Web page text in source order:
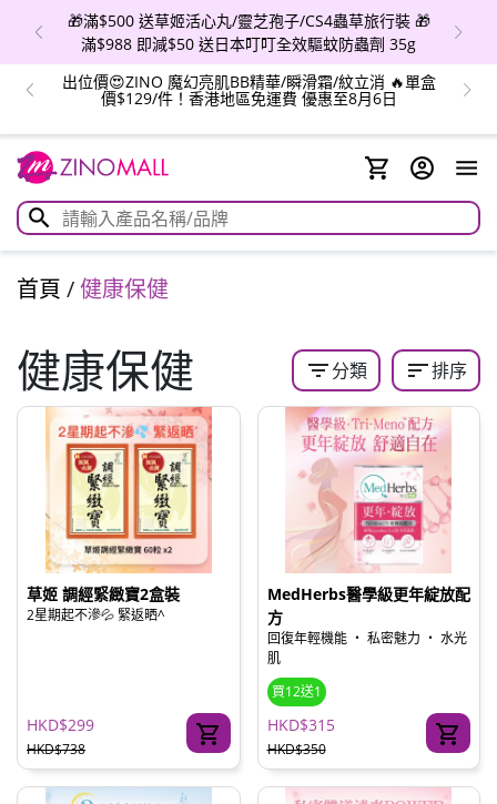
🎁滿$500 送草姬活心丸/靈芝孢子/CS4蟲草旅行裝 🎁
滿$988 即減$50 送日本叮叮全效驅蚊防蟲劑 35g
出位價😍ZINO 魔幻亮肌BB精華/瞬滑霜/紋立消 🔥單盒
價$129/件！香港地區免運費 優惠至8月6日
首頁 /健康保健
健康保健 filter_list分類 sort排序
草姬 調經緊緻寶2盒裝
2星期起不滲💦 緊返晒^
HKD$299
HKD$738
MedHerbs醫學級更年綻放配
方
回復年輕機能 ‧ 私密魅力 ‧ 水光
肌
買12送1
HKD$315
HKD$350